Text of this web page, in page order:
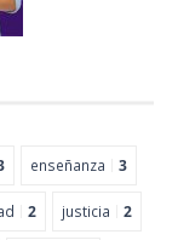
enseñanza 3
2 justicia 2